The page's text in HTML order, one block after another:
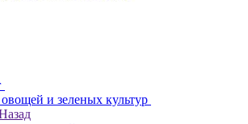
и зеленых культур